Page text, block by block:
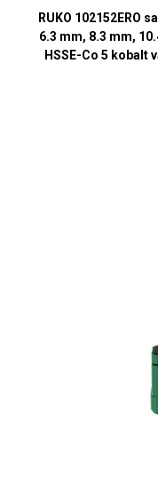
RUKO 102152ERO
6.3 mm, 8.3 mm,
HSSE-Co 5 kobalt